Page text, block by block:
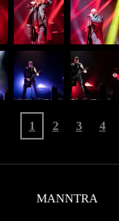
1 2 3 4
MANNTRA